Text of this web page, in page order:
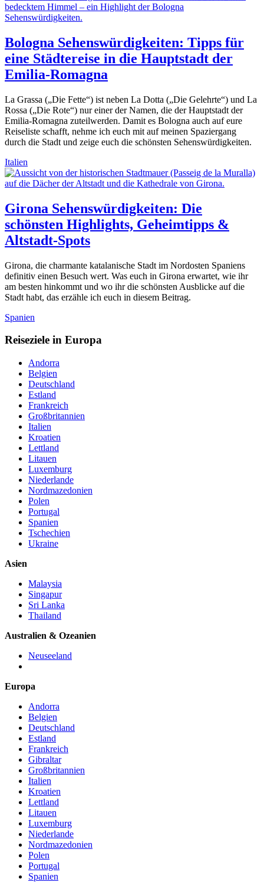
Bologna Sehenswürdigkeiten: Tipps für
eine Städtereise in die Hauptstadt der
Emilia-Romagna
La Grassa („Die Fette“) ist neben La Dotta („Die Gelehrte“) und La
Rossa („Die Rote“) nur einer der Namen, die der Hauptstadt der
Emilia-Romagna zuteilwerden. Damit es Bologna auch auf eure
Reiseliste schafft, nehme ich euch mit auf meinen Spaziergang
durch die Stadt und zeige euch die schönsten Sehenswürdigkeiten.
Italien
Girona Sehenswürdigkeiten: Die
schönsten Highlights, Geheimtipps &
Altstadt-Spots
Girona, die charmante katalanische Stadt im Nordosten Spaniens
definitiv einen Besuch wert. Was euch in Girona erwartet, wie ihr
am besten hinkommt und wo ihr die schönsten Ausblicke auf die
Stadt habt, das erzähle ich euch in diesem Beitrag.
Spanien
Reiseziele in Europa
Andorra
Belgien
Deutschland
Estland
Frankreich
Großbritannien
Italien
Kroatien
Lettland
Litauen
Luxemburg
Niederlande
Nordmazedonien
Polen
Portugal
Spanien
Tschechien
Ukraine
Asien
Malaysia
Singapur
Sri Lanka
Thailand
Australien & Ozeanien
Neuseeland
Europa
Andorra
Belgien
Deutschland
Estland
Frankreich
Gibraltar
Großbritannien
Italien
Kroatien
Lettland
Litauen
Luxemburg
Niederlande
Nordmazedonien
Polen
Portugal
Spanien